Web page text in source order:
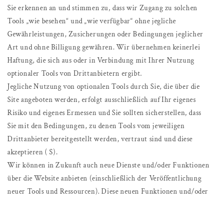
Sie erkennen an und stimmen zu, dass wir Zugang zu solchen
Tools „wie besehen“ und „wie verfügbar“ ohne jegliche
Gewährleistungen, Zusicherungen oder Bedingungen jeglicher
Art und ohne Billigung gewähren. Wir übernehmen keinerlei
Haftung, die sich aus oder in Verbindung mit Ihrer Nutzung
optionaler Tools von Drittanbietern ergibt.
Jegliche Nutzung von optionalen Tools durch Sie, die über die
Site angeboten werden, erfolgt ausschließlich auf Ihr eigenes
Risiko und eigenes Ermessen und Sie sollten sicherstellen, dass
Sie mit den Bedingungen, zu denen Tools vom jeweiligen
Drittanbieter bereitgestellt werden, vertraut sind und diese
akzeptieren ( S).
Wir können in Zukunft auch neue Dienste und/oder Funktionen
über die Website anbieten (einschließlich der Veröffentlichung
neuer Tools und Ressourcen). Diese neuen Funktionen und/oder